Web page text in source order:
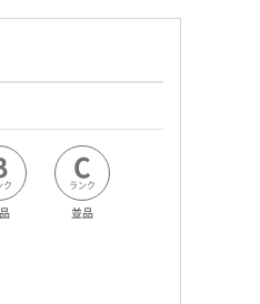
ク C
ランク
並品